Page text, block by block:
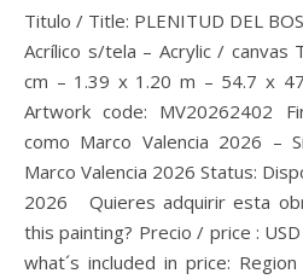
Titulo / Title: PLENITUD DEL BOSQUE Técnica / Technique:
Acrílico s/tela – Acrylic / canvas
cm – 1.39 x 1.20 m – 54.7 x
Artwork code: MV20262402
como Marco Valencia 2026 –
Marco Valencia 2026 Status:
2026 Quieres adquirir esta
this painting? Precio / price :
what´s included in price: